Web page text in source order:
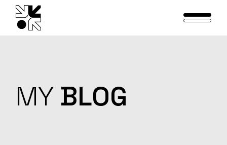
content
MY BLOG